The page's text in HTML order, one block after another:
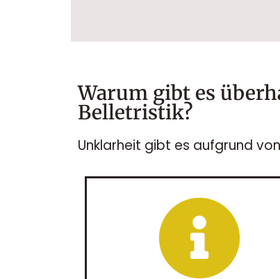
Warum gibt es
Belletristik?
Unklarheit gibt es aufgrund